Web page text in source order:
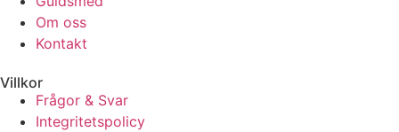
Om oss
Kontakt
Villkor
Frågor & Svar
Integritetspolicy